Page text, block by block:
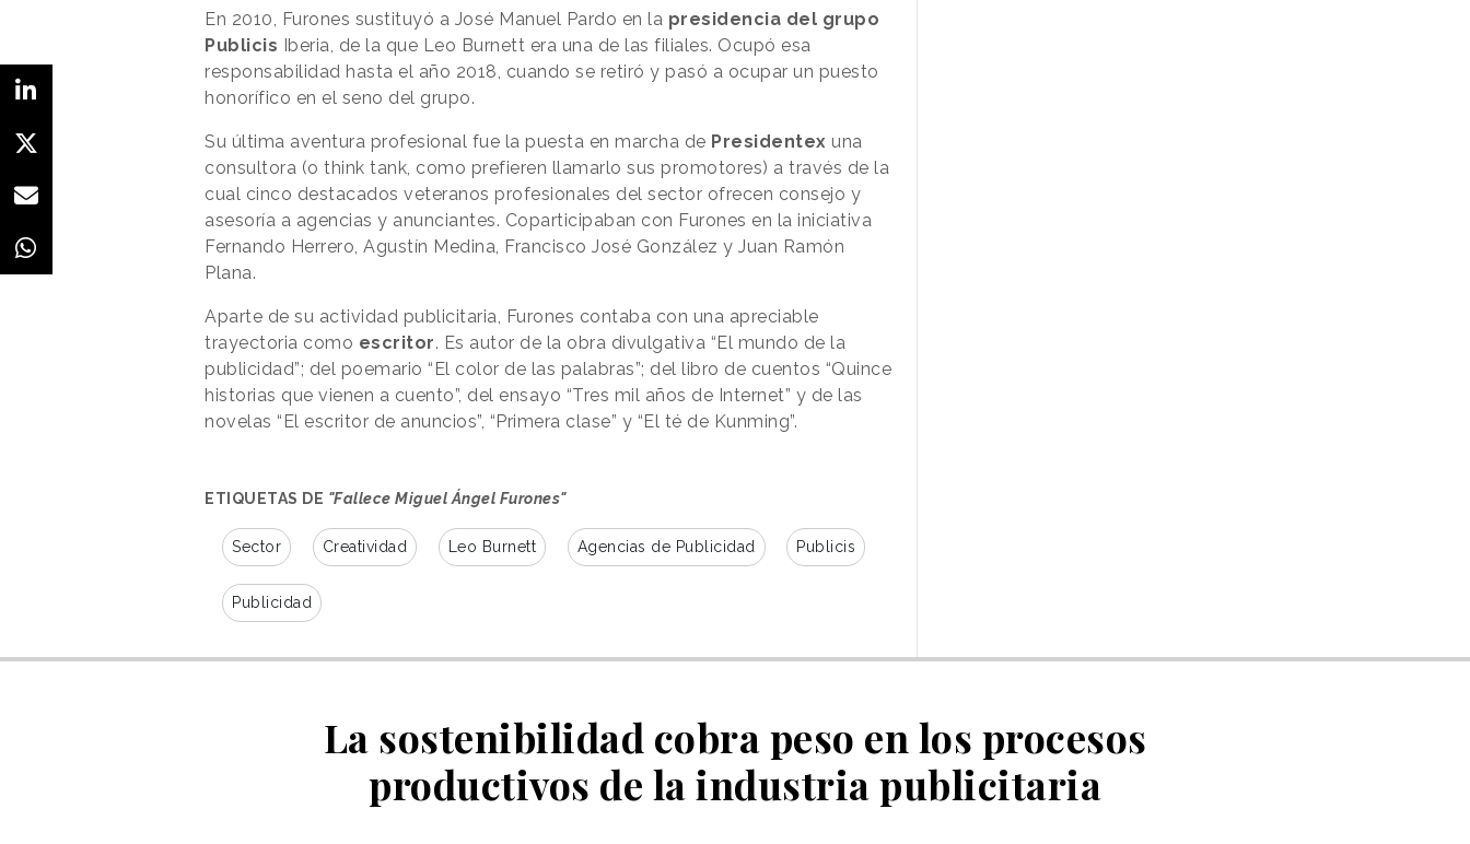
En 2010, Furones sustituyó a José Manuel Pardo en la presidencia del grupo
Publicis Iberia, de la que Leo Burnett era una de las filiales. Ocupó esa
responsabilidad hasta el año 2018, cuando se retiró y pasó a ocupar un puesto
honorífico en el seno del grupo.
Su última aventura profesional fue la puesta en marcha de Presidentex una
consultora (o think tank, como prefieren llamarlo sus promotores) a través de la
cual cinco destacados veteranos profesionales del sector ofrecen consejo y
asesoría a agencias y anunciantes. Coparticipaban con Furones en la iniciativa
Fernando Herrero, Agustín Medina, Francisco José González y Juan Ramón
Plana.
Aparte de su actividad publicitaria, Furones contaba con una apreciable
trayectoria como escritor. Es autor de la obra divulgativa “El mundo de la
publicidad”; del poemario “El color de las palabras”; del libro de cuentos “Quince
historias que vienen a cuento”, del ensayo “Tres mil años de Internet” y de las
novelas “El escritor de anuncios”, “Primera clase” y “El té de Kunming”.
ETIQUETAS DE "Fallece Miguel Ángel Furones"
Sector Creatividad Leo Burnett Agencias de Publicidad Publicis
Publicidad
La sostenibilidad cobra peso en los procesos
productivos de la industria publicitaria